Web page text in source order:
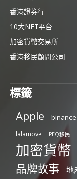
香港證券行
10大NFT平台
加密貨幣交易所
香港移民顧問公司
標籤
Apple binance
lalamove PEQ移民
加密貨幣
品牌故事 地